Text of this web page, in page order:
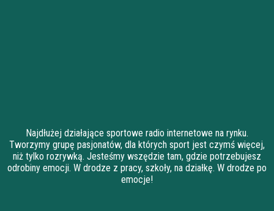
Najdłużej działające sportowe radio internetowe na rynku.
Tworzymy grupę pasjonatów, dla których sport jest czymś więcej,
niż tylko rozrywką. Jesteśmy wszędzie tam, gdzie potrzebujesz
odrobiny emocji. W drodze z pracy, szkoły, na działkę. W drodze po
emocje!